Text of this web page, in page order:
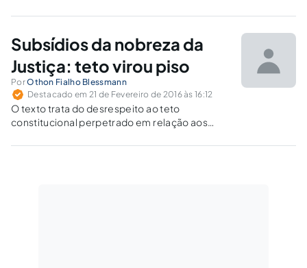
Poderes permite ajustamentos capazes de
Subsídios da nobreza da
Justiça: teto virou piso
PorOthon Fialho Blessmann
Destacado em 21 de Fevereiro de 2016 às 16:12
O texto trata do desrespeito ao teto
constitucional perpetrado em relação aos
generalizada.